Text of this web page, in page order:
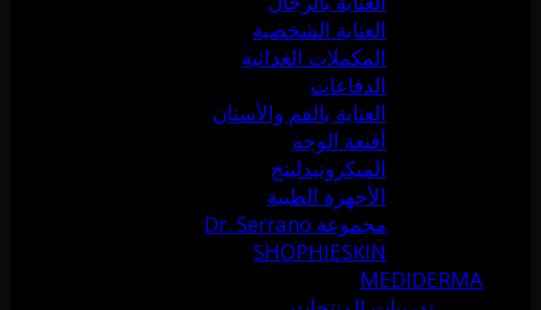
العناية الشخصية
المكملات الغذائية
الدفاعات
العناية بالفم والأسنان
أقنعة الوجه
الميكرونيدلينج
الأجهزة الطبية
مجموعة Dr. Serrano
SHOPHIESKIN
MEDIDERMA